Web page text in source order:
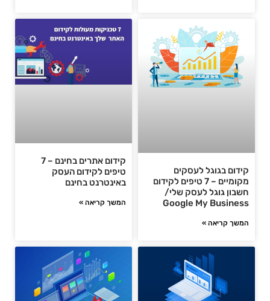
קידום בגוגל לעסקים
מקומיים – 7 טיפים לקידום
חשבון גוגל לעסק שלי/
Google My Business
המשך קריאה »
קידום אתרים בחינם – 7
טיפים לקידום העסק
באינטרנט בחינם
המשך קריאה »